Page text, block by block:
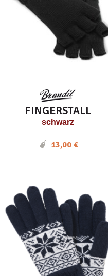
FINGERSTALL
schwarz
13,00 €